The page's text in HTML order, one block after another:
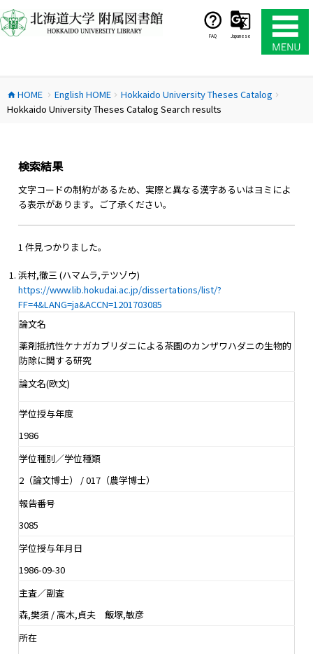
ン
テ
ス
キ
FAQ Japanese
home HOME chevron_right English HOMEchevron_right Hokkaido University Theses Catalog chevron_right
Hokkaido University Theses Catalog Search results
検索結果
文字コードの制約があるため、実際と異なる漢字あるいはヨミによ
る表示があります。ご了承ください。
1 件見つかりました。
浜村,徹三 (ハマムラ,テツゾウ)
https://www.lib.hokudai.ac.jp/dissertations/list/?
FF=4&LANG=ja&ACCN=1201703085
論文名
薬剤抵抗性ケナガカブリダニによる茶園のカンザワハダニの生物的
防除に関する研究
論文名(欧文)
学位授与年度
1986
学位種別／学位種類
2（論文博士） / 017（農学博士）
報告番号
3085
学位授与年月日
1986-09-30
主査／副査
森,樊須 / 高木,貞夫 飯塚,敏彦
所在